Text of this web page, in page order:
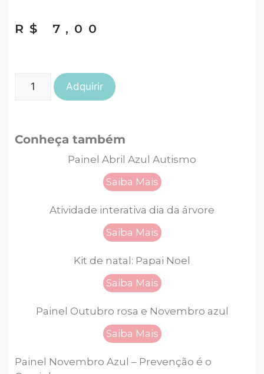
R$ 7,00
Adquirir
Conheça também
Painel Abril Azul Autismo
Saiba Mais
Atividade interativa dia da árvore
Saiba Mais
Kit de natal: Papai Noel
Saiba Mais
Painel Outubro rosa e Novembro azul
Saiba Mais
Painel Novembro Azul – Prevenção é o